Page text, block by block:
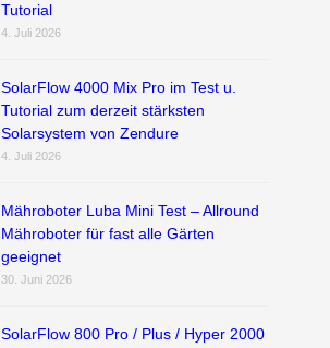
Tutorial
4. Juli 2026
SolarFlow 4000 Mix Pro im Test u.
Tutorial zum derzeit stärksten
Solarsystem von Zendure
4. Juli 2026
Mähroboter Luba Mini Test – Allround
Mähroboter für fast alle Gärten
geeignet
30. Juni 2026
SolarFlow 800 Pro / Plus / Hyper 2000